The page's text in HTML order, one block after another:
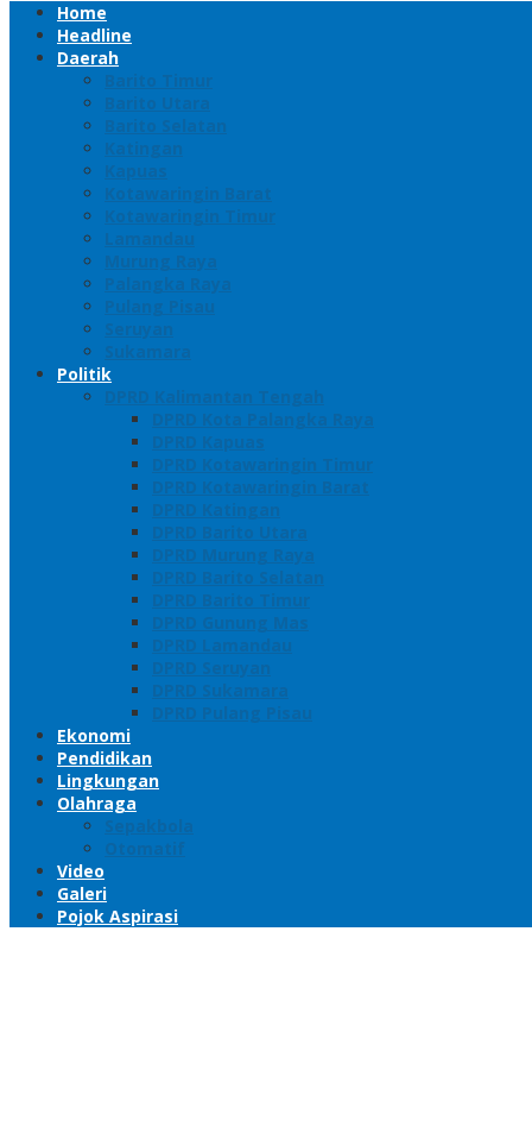
Home
Headline
Daerah
Barito Timur
Barito Utara
Barito Selatan
Katingan
Kapuas
Kotawaringin Barat
Kotawaringin Timur
Lamandau
Murung Raya
Palangka Raya
Pulang Pisau
Seruyan
Sukamara
Politik
DPRD Kalimantan Tengah
DPRD Kota Palangka Raya
DPRD Kapuas
DPRD Kotawaringin Timur
DPRD Kotawaringin Barat
DPRD Katingan
DPRD Barito Utara
DPRD Murung Raya
DPRD Barito Selatan
DPRD Barito Timur
DPRD Gunung Mas
DPRD Lamandau
DPRD Seruyan
DPRD Sukamara
DPRD Pulang Pisau
Ekonomi
Pendidikan
Lingkungan
Olahraga
Sepakbola
Otomatif
Video
Galeri
Pojok Aspirasi